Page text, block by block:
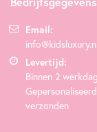
Email:
Levertijd:
Binnen 2
verzonden